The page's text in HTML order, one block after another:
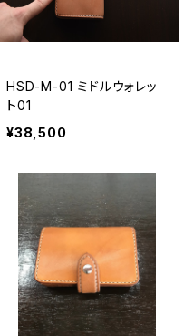
HSD-M-01 ミドルウォレッ
ト01
¥38,500